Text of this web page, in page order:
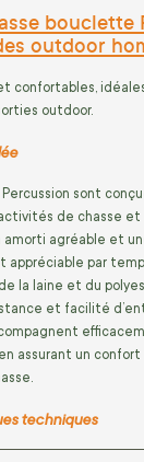
bouclette
outdoor
confortables,
outdoor.
sont
de chasse et
agréable et
par
de la laine et du
et facilité
assurant un
techniques